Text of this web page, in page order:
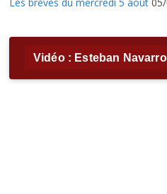
Vidéo : Esteban